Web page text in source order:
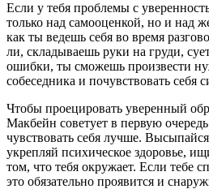
Если у тебя проблемы с
только над самооценкой, но и над
как ты ведешь себя во время
ли, складываешь руки на груди,
ошибки, ты сможешь произвести
собеседника и почувствовать себя
Чтобы проецировать уверенный
Макбейн советует в первую
чувствовать себя лучше.
укрепляй психическое здоровье,
том, что тебя окружает. Если тебе
это обязательно проявится и